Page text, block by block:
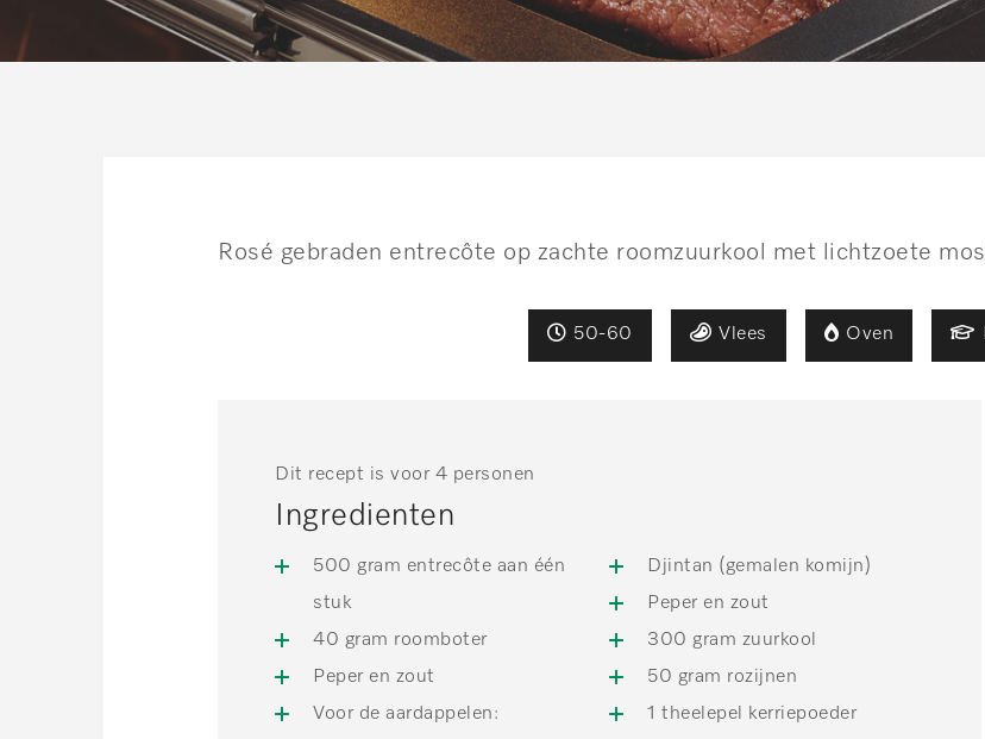
Rosé gebraden entrecôte op zachte roomzuurkool met lichtzoete
50-60 Vlees Oven
Dit recept is voor 4 personen
Ingredienten
500 gram entrecôte aan één
stuk
40 gram roomboter
Peper en zout
Voor de aardappelen:
Djintan (gemalen komijn)
Peper en zout
300 gram zuurkool
50 gram rozijnen
1 theelepel kerriepoeder